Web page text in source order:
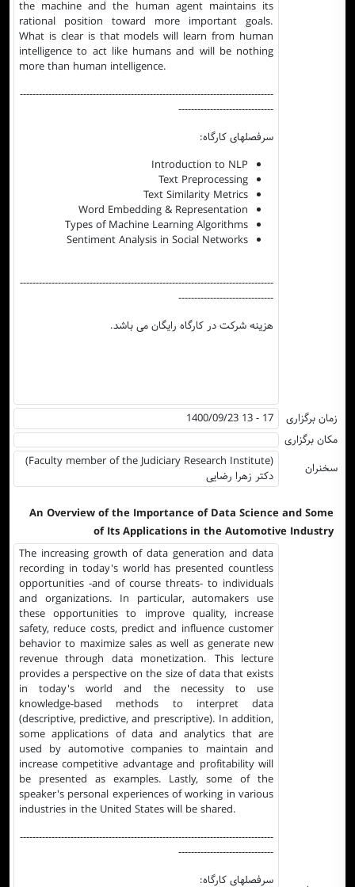
the machine and the human agent maintains its
rational position toward more important goals.
What is clear is that models will learn from human
intelligence to act like humans and will be nothing
more than human intelligence.
--------------------------------------------------------------------------------
------------------------------
سرفصلهای کارگاه:
Introduction to NLP
Text Preprocessing
Text Similarity Metrics
Word Embedding & Representation
Types of Machine Learning Algorithms
Sentiment Analysis in Social Networks
--------------------------------------------------------------------------------
------------------------------
هزینه شرکت در کارگاه رایگان می باشد.
زمان برگزاری
1400/09/23 13 - 17
مکان برگزاری
سخنران
(Faculty member of the Judiciary Research Institute)
دکتر زهرا رضایی
An Overview of the Importance of Data Science and Some
of Its Applications in the Automotive Industry
The increasing growth of data generation and data
recording in today's world has presented countless
opportunities -and of course threats- to individuals
and organizations. In particular, automakers use
these opportunities to improve quality, increase
safety, reduce costs, predict and influence customer
behavior to maximize sales as well as generate new
revenue through data monetization. This lecture
provides a perspective on the size of data that exists
in today's world and the necessity to use
knowledge-based methods to interpret data
(descriptive, predictive, and prescriptive). In addition,
some applications of data and analytics that are
used by automotive companies to maintain and
increase competitive advantage and profitability will
be presented as examples. Lastly, some of the
speaker's personal experiences of working in various
industries in the United States will be shared.
--------------------------------------------------------------------------------
------------------------------
سرفصلهای کارگاه: